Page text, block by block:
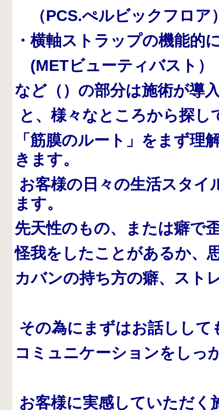
（PCS.ぺルビックフロア
・横軸ストラップの機能的
(METビューティバスト）
など（）の部分は施術が導
と、様々なところから探し
「筋膜のルート」をまず理
きます。
お客様の日々の生活スタ
ます。
先天性のもの、または癖で
怪我をしたことがあるか、
カバンの持ち方の癖、スト
その為にまずはお話しし
コミュニケーションをしっ
お客様に実感していただく